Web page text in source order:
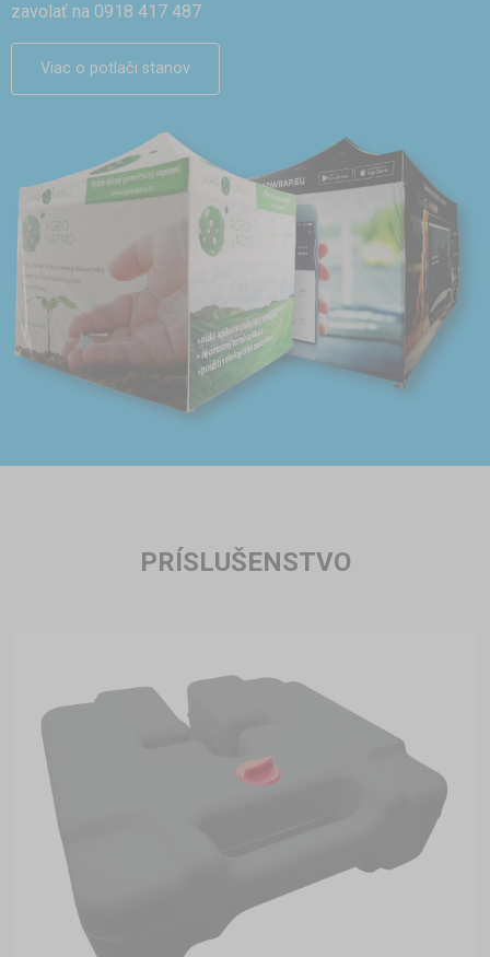
zavolať na 0918 417 487
Viac o potlači stanov
PRÍSLUŠENSTVO